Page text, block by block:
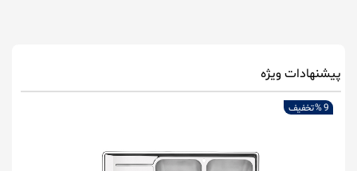
پیشنهادات ویژه
9 % تخفیف